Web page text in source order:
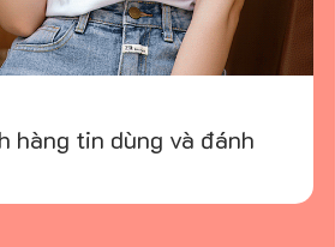
hàng tin dùng và đánh